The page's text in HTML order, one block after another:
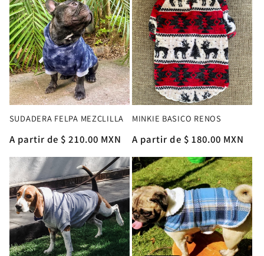
SUDADERA FELPA MEZCLILLA
Precio
A partir de $ 210.00 MXN
MINKIE BASICO RENOS
Precio
A partir de $ 180.00 MXN